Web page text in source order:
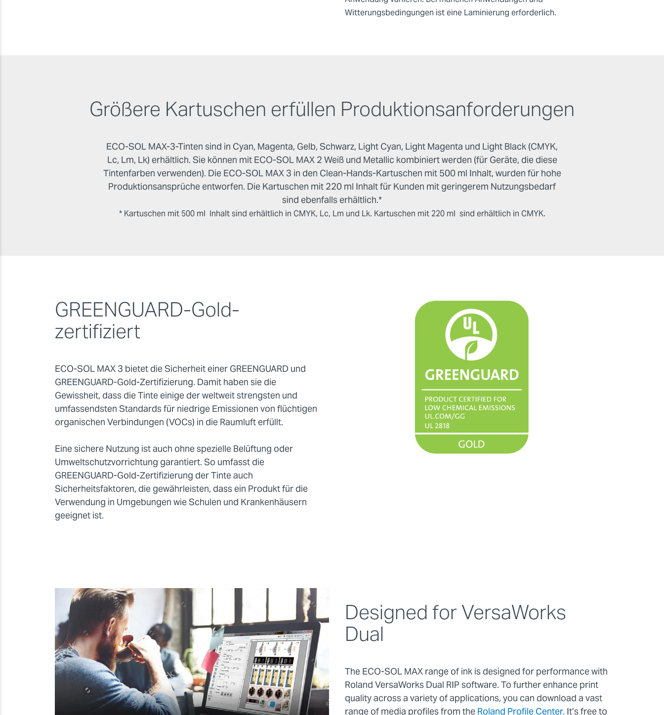
Witterungsbedingungen ist eine Laminierung erforderlich.
Größere Kartuschen erfüllen Produktionsanforderungen
ECO-SOL MAX-3-Tinten sind in Cyan, Magenta, Gelb, Schwarz, Light Cyan, Light Magenta und Light Black (CMYK,
Lc, Lm, Lk) erhältlich. Sie können mit ECO-SOL MAX 2 Weiß und Metallic kombiniert werden (für Geräte, die diese
Tintenfarben verwenden). Die ECO-SOL MAX 3 in den Clean-Hands-Kartuschen mit 500 ml Inhalt, wurden für hohe
Produktionsansprüche entworfen. Die Kartuschen mit 220 ml Inhalt für Kunden mit geringerem Nutzungsbedarf
sind ebenfalls erhältlich.*
* Kartuschen mit 500 ml Inhalt sind erhältlich in CMYK, Lc, Lm und Lk. Kartuschen mit 220 ml sind erhältlich in CMYK.
GREENGUARD-Gold-
zertifiziert
ECO-SOL MAX 3 bietet die Sicherheit einer GREENGUARD und
GREENGUARD-Gold-Zertifizierung. Damit haben sie die
Gewissheit, dass die Tinte einige der weltweit strengsten und
umfassendsten Standards für niedrige Emissionen von flüchtigen
organischen Verbindungen (VOCs) in die Raumluft erfüllt.
Eine sichere Nutzung ist auch ohne spezielle Belüftung oder
Umweltschutzvorrichtung garantiert. So umfasst die
GREENGUARD-Gold-Zertifizierung der Tinte auch
Sicherheitsfaktoren, die gewährleisten, dass ein Produkt für die
Verwendung in Umgebungen wie Schulen und Krankenhäusern
geeignet ist.
Designed for VersaWorks
Dual
The ECO-SOL MAX range of ink is designed for performance with
Roland VersaWorks Dual RIP software. To further enhance print
quality across a variety of applications, you can download a vast
range of media profiles from the Roland Profile Center. It’s free to